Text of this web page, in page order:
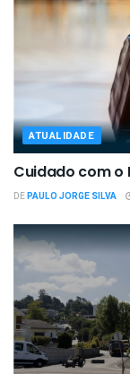
ATUALIDADE
Cuidado com o
DEPAULO JORGE SILVA